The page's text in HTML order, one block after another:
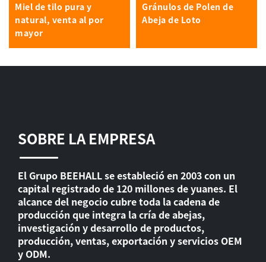
Miel de tilo pura y
natural, venta al por
mayor
Gránulos de Polen de
Abeja de Loto
SOBRE LA EMPRESA
El Grupo BEEHALL se estableció en 2003 con un
capital registrado de 120 millones de yuanes. El
alcance del negocio cubre toda la cadena de
producción que integra la cría de abejas,
investigación y desarrollo de productos,
producción, ventas, exportación y servicios OEM
y ODM.